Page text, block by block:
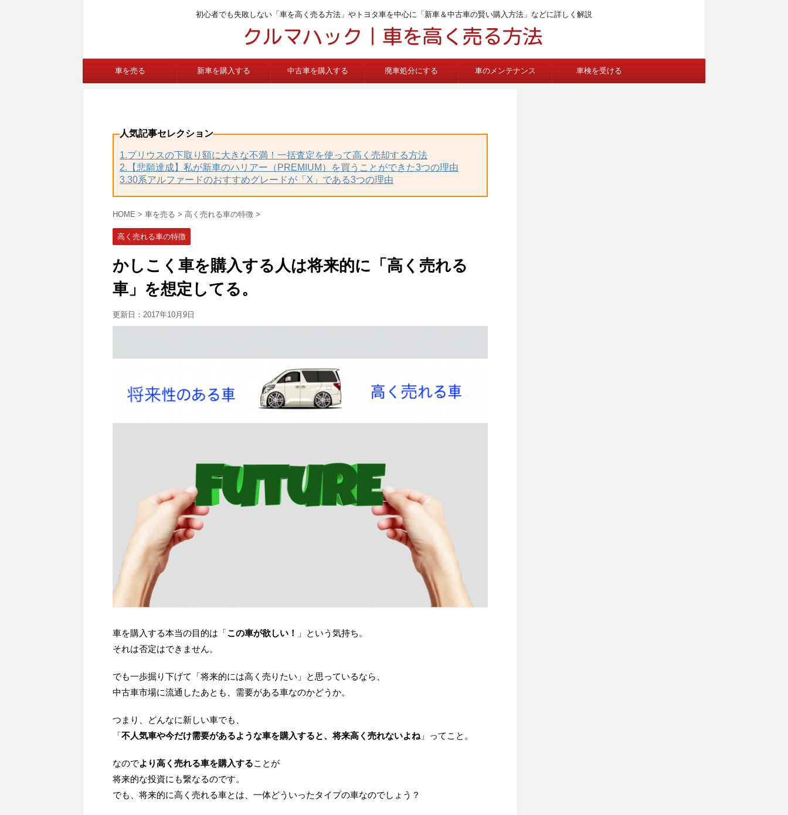
初心者でも失敗しない「車を高く売る方法」やトヨタ車を中心に「新車＆中古車の賢い購入方法」などに詳しく解説
車を売る 新車を購入する 中古車を購入する 廃車処分にする 車のメンテナンス 車検を受ける
人気記事セレクション
1.プリウスの下取り額に大きな不満！一括査定を使って高く売却する方法
2.【悲願達成】私が新車のハリアー（PREMIUM）を買うことができた3つの理由
3.30系アルファードのおすすめグレードが「X」である3つの理由
HOME > 車を売る > 高く売れる車の特徴 >
高く売れる車の特徴
かしこく車を購入する人は将来的に「高く売れる
車」を想定してる。
更新日： 2017年10月9日
車を購入する本当の目的は「 この車が欲しい！
」という気持ち。
それは否定はできません。
でも一歩掘り下げて「将来的には高く売りたい」と思っているなら、
中古車市場に流通したあとも、需要がある車なのかどうか。
つまり、どんなに新しい車でも、
「 不人気車や今だけ需要があるような車を購入すると、将来高く売れないよね」ってこと。
なのでより高く売れる車を購入することが
将来的な投資にも繋なるのです。
でも、将来的に高く売れる車とは、一体どういったタイプの車なのでしょう？